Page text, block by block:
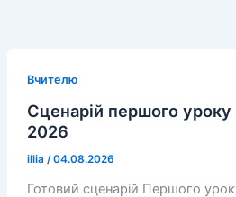
Вчителю
Сценарій першого уроку
2026
illia /04.08.2026
Готовий сценарій Першого